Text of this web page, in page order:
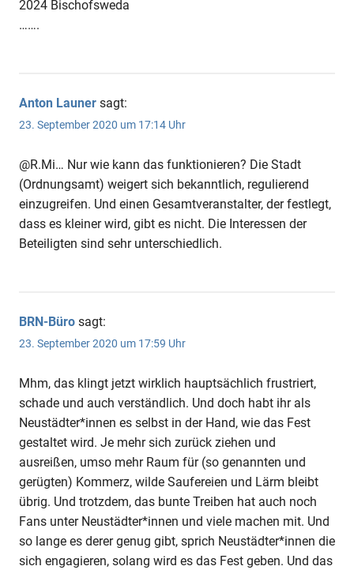
2024 Bischofsweda
…….
Anton Launer sagt:
23. September 2020 um 17:14 Uhr
@R.Mi… Nur wie kann das funktionieren? Die Stadt
(Ordnungsamt) weigert sich bekanntlich, regulierend
einzugreifen. Und einen Gesamtveranstalter, der festlegt,
dass es kleiner wird, gibt es nicht. Die Interessen der
Beteiligten sind sehr unterschiedlich.
BRN-Büro sagt:
23. September 2020 um 17:59 Uhr
Mhm, das klingt jetzt wirklich hauptsächlich frustriert,
schade und auch verständlich. Und doch habt ihr als
Neustädter*innen es selbst in der Hand, wie das Fest
gestaltet wird. Je mehr sich zurück ziehen und
ausreißen, umso mehr Raum für (so genannten und
gerügten) Kommerz, wilde Saufereien und Lärm bleibt
übrig. Und trotzdem, das bunte Treiben hat auch noch
Fans unter Neustädter*innen und viele machen mit. Und
so lange es derer genug gibt, sprich Neustädter*innen die
sich engagieren, solang wird es das Fest geben. Und das